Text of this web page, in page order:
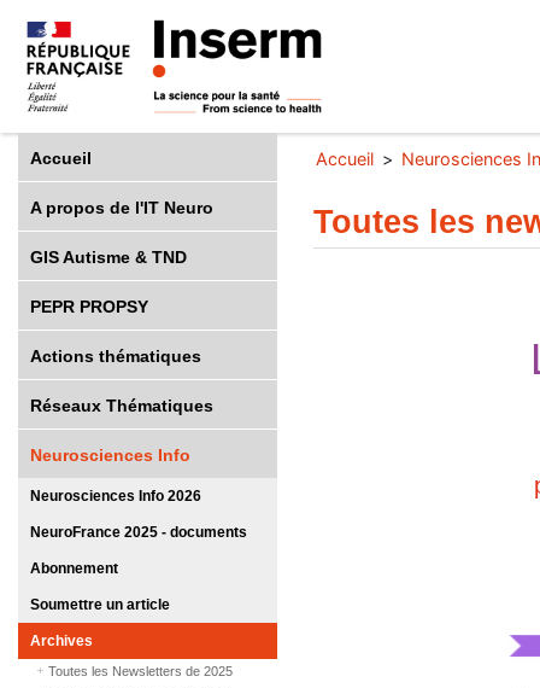
Accueil
A propos de l'IT Neuro
GIS Autisme & TND
PEPR PROPSY
Actions thématiques
Réseaux Thématiques
Neurosciences Info
Neurosciences Info 2026
NeuroFrance 2025 - documents
Abonnement
Soumettre un article
Archives
Toutes les Newsletters de 2025
Accueil Neurosciences
Toutes les